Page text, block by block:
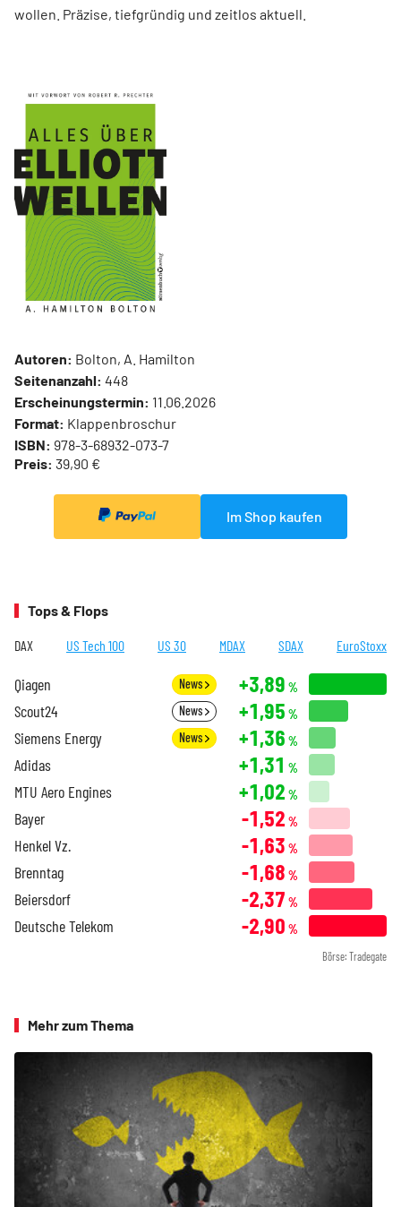
wollen. Präzise, tiefgründig und zeitlos aktuell.
Autoren: Bolton, A. Hamilton
Seitenanzahl: 448
Erscheinungstermin: 11.06.2026
Format: Klappenbroschur
ISBN: 978-3-68932-073-7
Preis: 39,90 €
Im Shop kaufen
Tops & Flops
DAX US Tech 100 US 30 MDAX SDAX EuroStoxx
Qiagen News +3,89 %
Scout24 News +1,95 %
Siemens Energy News +1,36 %
Adidas +1,31 %
MTU Aero Engines +1,02 %
Bayer -1,52 %
Henkel Vz. -1,63 %
Brenntag -1,68 %
Beiersdorf -2,37 %
Deutsche Telekom -2,90 %
Börse: Tradegate
Mehr zum Thema